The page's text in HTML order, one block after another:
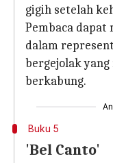
gigih setelah
Pembaca dapat
dalam
bergejolak
berkabung.
Buku 5
'Bel Canto'